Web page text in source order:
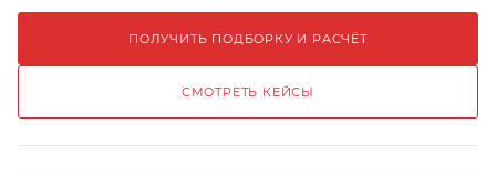
ПОЛУЧИТЬ ПОДБОРКУ И РАСЧЁТ
СМОТРЕТЬ КЕЙСЫ